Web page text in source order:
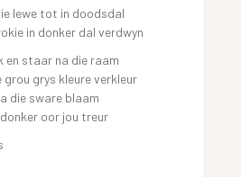
lewe tot in doodsdal
in donker dal verdwyn
en staar na die raam
grou grys kleure verkleur
die sware blaam
oor jou treur